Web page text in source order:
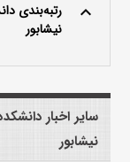
keyboard_arrow_up
رتبه‌بندی
نیشابور
سایر اخبار
نیشابور